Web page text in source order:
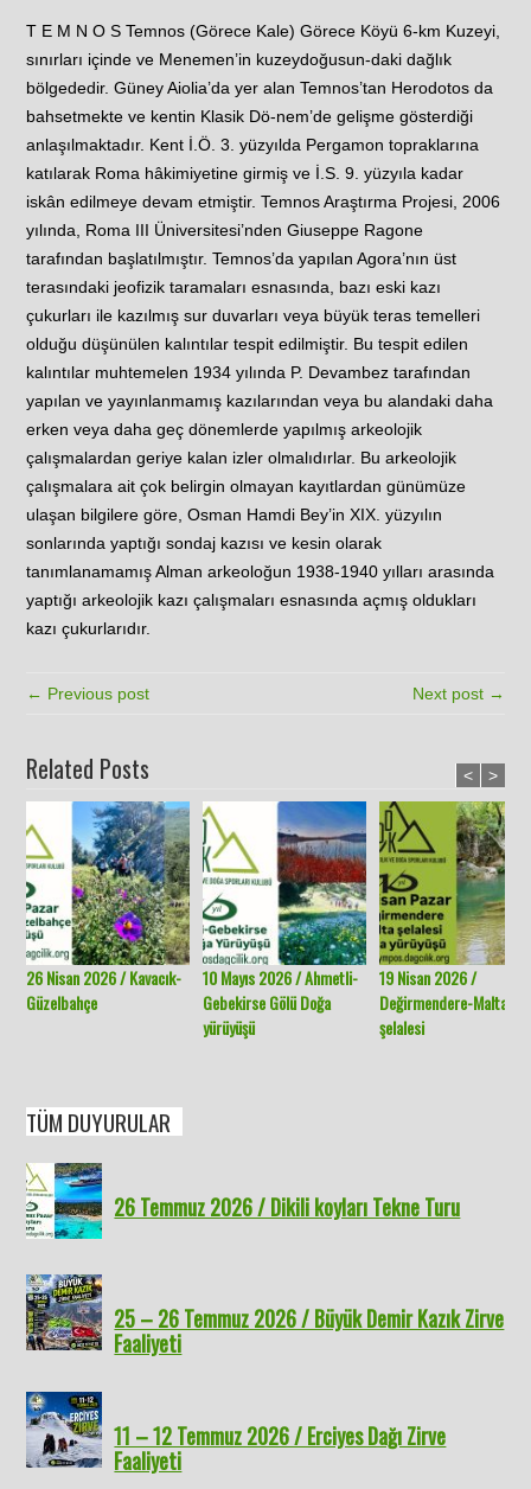
T E M N O S Temnos (Görece Kale) Görece Köyü 6-km Kuzeyi,
sınırları içinde ve Menemen’in kuzeydoğusun-daki dağlık
bölgededir. Güney Aiolia’da yer alan Temnos’tan Herodotos da
bahsetmekte ve kentin Klasik Dö-nem’de gelişme gösterdiği
anlaşılmaktadır. Kent İ.Ö. 3. yüzyılda Pergamon topraklarına
katılarak Roma hâkimiyetine girmiş ve İ.S. 9. yüzyıla kadar
iskân edilmeye devam etmiştir. Temnos Araştırma Projesi, 2006
yılında, Roma III Üniversitesi’nden Giuseppe Ragone
tarafından başlatılmıştır. Temnos’da yapılan Agora’nın üst
terasındaki jeofizik taramaları esnasında, bazı eski kazı
çukurları ile kazılmış sur duvarları veya büyük teras temelleri
olduğu düşünülen kalıntılar tespit edilmiştir. Bu tespit edilen
kalıntılar muhtemelen 1934 yılında P. Devambez tarafından
yapılan ve yayınlanmamış kazılarından veya bu alandaki daha
erken veya daha geç dönemlerde yapılmış arkeolojik
çalışmalardan geriye kalan izler olmalıdırlar. Bu arkeolojik
çalışmalara ait çok belirgin olmayan kayıtlardan günümüze
ulaşan bilgilere göre, Osman Hamdi Bey’in XIX. yüzyılın
sonlarında yaptığı sondaj kazısı ve kesin olarak
tanımlanamamış Alman arkeoloğun 1938-1940 yılları arasında
yaptığı arkeolojik kazı çalışmaları esnasında açmış oldukları
kazı çukurlarıdır.
← Previous post Next post →
Related Posts
26 Nisan 2026 / Kavacık-
Güzelbahçe
10 Mayıs 2026 / Ahmetli-
Gebekirse Gölü Doğa
yürüyüşü
19 Nisan 2026 /
Değirmendere-Malta
şelalesi
< >
TÜM DUYURULAR
26 Temmuz 2026 / Dikili koyları Tekne Turu
25 – 26 Temmuz 2026 / Büyük Demir Kazık Zirve
Faaliyeti
11 – 12 Temmuz 2026 / Erciyes Dağı Zirve
Faaliyeti